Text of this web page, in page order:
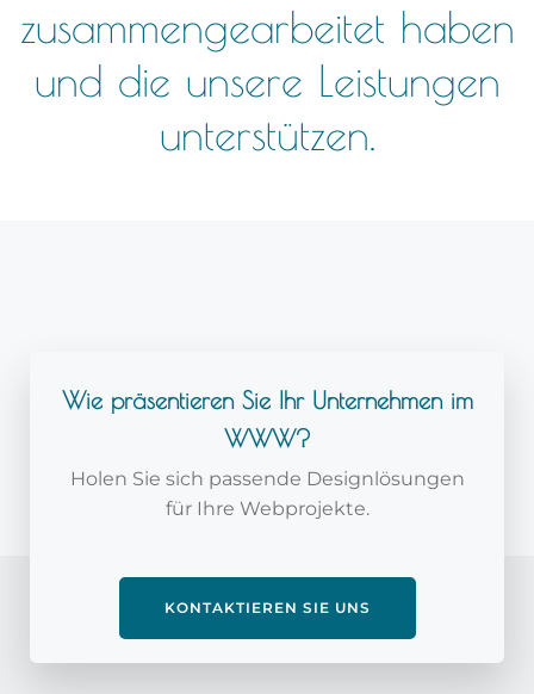
zusammengearbeitet haben
und die unsere Leistungen
unterstützen.
Wie präsentieren Sie Ihr Unternehmen im
WWW?
Holen Sie sich passende Designlösungen
für Ihre Webprojekte.
KONTAKTIEREN SIE UNS